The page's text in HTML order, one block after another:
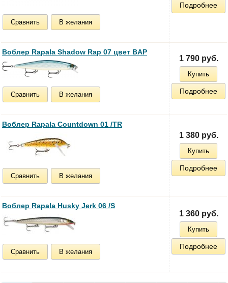
Сравнить В желания
Подробнее
Воблер Rapala Shadow Rap 07 цвет BAP
Сравнить В желания
1 790 руб.
Купить
Подробнее
Воблер Rapala Countdown 01 /TR
Сравнить В желания
1 380 руб.
Купить
Подробнее
Воблер Rapala Husky Jerk 06 /S
Сравнить В желания
1 360 руб.
Купить
Подробнее